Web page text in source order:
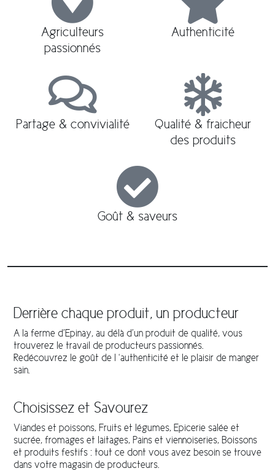
Agriculteurs
passionnés
Authenticité
Partage & convivialité
Qualité & fraicheur
des produits
Goût & saveurs
Derrière chaque produit, un producteur
A la ferme d’Epinay, au délà d’un produit de qualité, vous
trouverez le travail de producteurs passionnés.
Redécouvrez le goût de l ‘authenticité et le plaisir de manger
sain.
Choisissez et Savourez
Viandes et poissons, Fruits et légumes, Epicerie salée et
sucrée, fromages et laitages, Pains et viennoiseries, Boissons
et produits festifs : tout ce dont vous avez besoin se trouve
dans votre magasin de producteurs.